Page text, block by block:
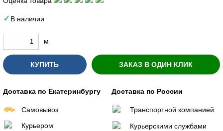
В наличии
м
КУПИТЬ ЗАКАЗ В ОДИН КЛИК
Доставка по Екатеринбургу
Самовывоз
Курьером
Доставка по России
Транспортной компанией
Курьерскими службами